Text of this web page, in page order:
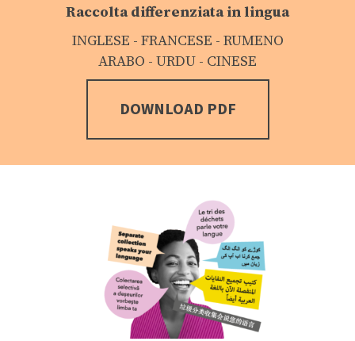
Raccolta differenziata in lingua
INGLESE - FRANCESE - RUMENO
ARABO - URDU - CINESE
DOWNLOAD PDF